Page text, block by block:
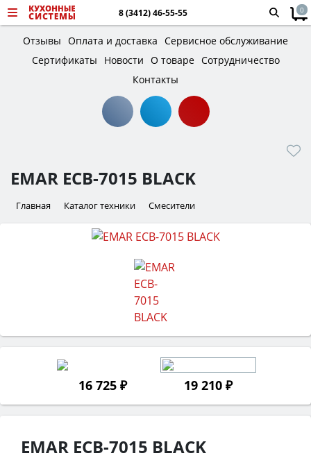
8 (3412) 46-55-55 0
Отзывы Оплата и доставка Сервисное обслуживание
Сертификаты
Новости О товаре Сотрудничество
Контакты
EMAR ЕСB-7015 BLACK
Главная Каталог техники Смесители
16 725 ₽ 19 210 ₽
EMAR ЕСB-7015 BLACK